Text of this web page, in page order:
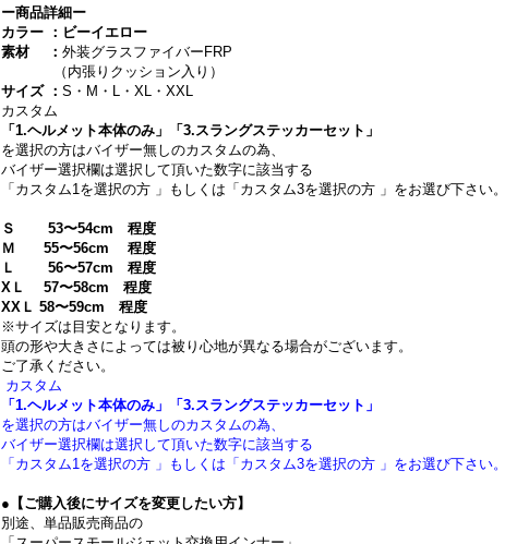
ー商品詳細ー
カラー ：ビーイエロー
素材 ： 外装グラスファイバーFRP
（内張りクッション入り）
サイズ ： S・M・L・XL・XXL
カスタム
「1.ヘルメット本体のみ」「3.スラングステッカーセット」
を選択の方はバイザー無しのカスタムの為、
バイザー選択欄は選択して頂いた数字に該当する
「カスタム1を選択の方 」もしくは「カスタム3を選択の方 」をお選び下さい。
Ｓ 53〜54cm 程度
Ｍ 55〜56cm 程度
Ｌ 56〜57cm 程度
XＬ 57〜58cm 程度
XXＬ 58〜59cm 程度
※サイズは目安となります。
頭の形や大きさによっては被り心地が異なる場合がございます。
ご了承ください。
カスタム
「1.ヘルメット本体のみ」「3.スラングステッカーセット」
を選択の方はバイザー無しのカスタムの為、
バイザー選択欄は選択して頂いた数字に該当する
「カスタム1を選択の方 」もしくは「カスタム3を選択の方 」をお選び下さい。
● 【ご購入後にサイズを変更したい方】
別途、単品販売商品の